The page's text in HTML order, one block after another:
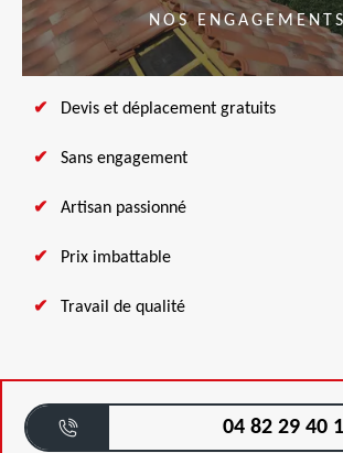
NOS ENGAGEMENTS
Devis et déplacement gratuits
Sans engagement
Artisan passionné
Prix imbattable
Travail de qualité
04 82 29 40